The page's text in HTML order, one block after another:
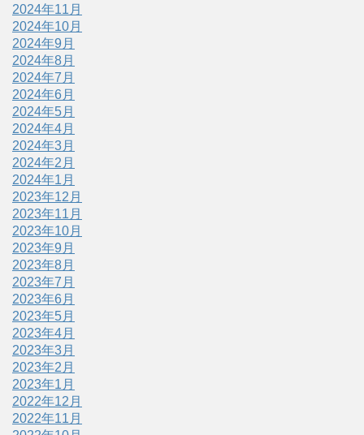
2024年11月
2024年10月
2024年9月
2024年8月
2024年7月
2024年6月
2024年5月
2024年4月
2024年3月
2024年2月
2024年1月
2023年12月
2023年11月
2023年10月
2023年9月
2023年8月
2023年7月
2023年6月
2023年5月
2023年4月
2023年3月
2023年2月
2023年1月
2022年12月
2022年11月